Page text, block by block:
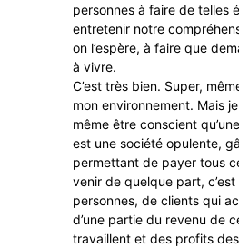
personnes à faire de telles
entretenir notre
on l’espère, à faire que
à vivre.
C’est très bien. Super,
mon environnement. Mais
même être conscient
est une société opulente,
permettant de payer tous
venir de quelque part,
personnes, de clients qui
d’une partie du revenu de
travaillent et des profits